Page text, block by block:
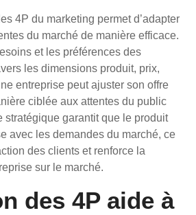
4P du marketing permet d’adapter
du marché de manière efficace.
et les préférences des
les dimensions produit, prix,
entreprise peut ajuster son offre
ciblée aux attentes du public
stratégique garantit que le produit
avec les demandes du marché, ce
des clients et renforce la
sur le marché.
des 4P aide à